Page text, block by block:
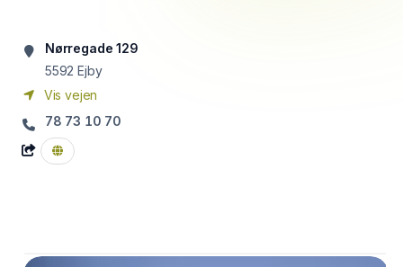
Nørregade 129
5592 Ejby
Vis vejen
78 73 10 70